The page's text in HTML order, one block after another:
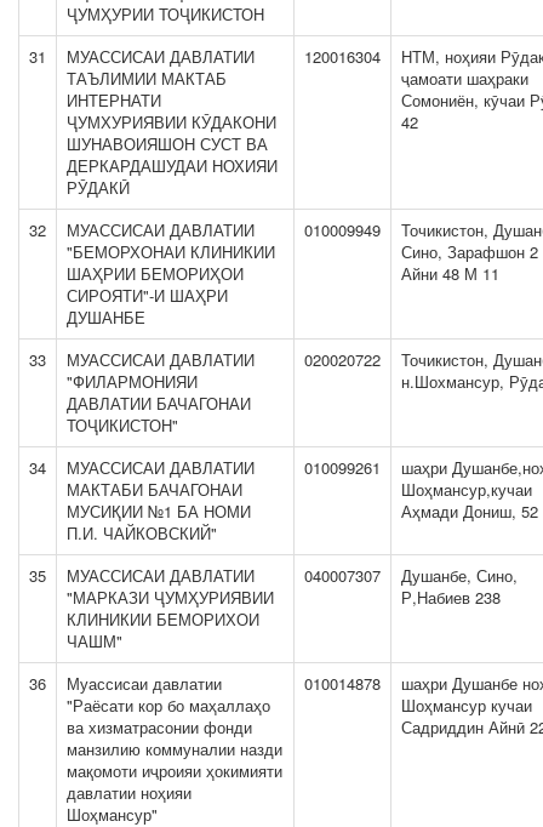
ҶУМҲУРИИ ТОҶИКИСТОН
31
МУАССИСАИ ДАВЛАТИИ
ТАЪЛИМИИ МАКТАБ
ИНТЕРНАТИ
ҶУМХУРИЯВИИ КӮДАКОНИ
ШУНАВОИЯШОН СУСТ ВА
ДЕРКАРДАШУДАИ НОХИЯИ
РӮДАКӢ
120016304
НТМ, ноҳияи
ҷамоати шаҳраки
Сомониён, кӯчаи
42
32
МУАССИСАИ ДАВЛАТИИ
"БЕМОРХОНАИ КЛИНИКИИ
ШАҲРИИ БЕМОРИҲОИ
СИРОЯТИ"-И ШАҲРИ
ДУШАНБЕ
010009949
Точикистон,
Сино, Зарафшон 2
Айни 48 М 11
33
МУАССИСАИ ДАВЛАТИИ
"ФИЛАРМОНИЯИ
ДАВЛАТИИ БАЧАГОНАИ
ТОҶИКИСТОН"
020020722
Точикистон,
н.Шохмансур,
34
МУАССИСАИ ДАВЛАТИИ
МАКТАБИ БАЧАГОНАИ
МУСИҚИИ №1 БА НОМИ
П.И. ЧАЙКОВСКИЙ"
010099261
шаҳри
Шоҳмансур,кучаи
Аҳмади Дониш, 52
35
МУАССИСАИ ДАВЛАТИИ
"МАРКАЗИ ҶУМҲУРИЯВИИ
КЛИНИКИИ БЕМОРИХОИ
ЧАШМ"
040007307
Душанбе, Сино,
Р,Набиев 238
36
Муассисаи давлатии
"Раёсати кор бо маҳаллаҳо
ва хизматрасонии фонди
манзилию коммуналии назди
мақомоти иҷроияи ҳокимияти
давлатии ноҳияи
Шоҳмансур"
010014878
шаҳри Душанбе
Шоҳмансур кучаи
Садриддин Айнӣ